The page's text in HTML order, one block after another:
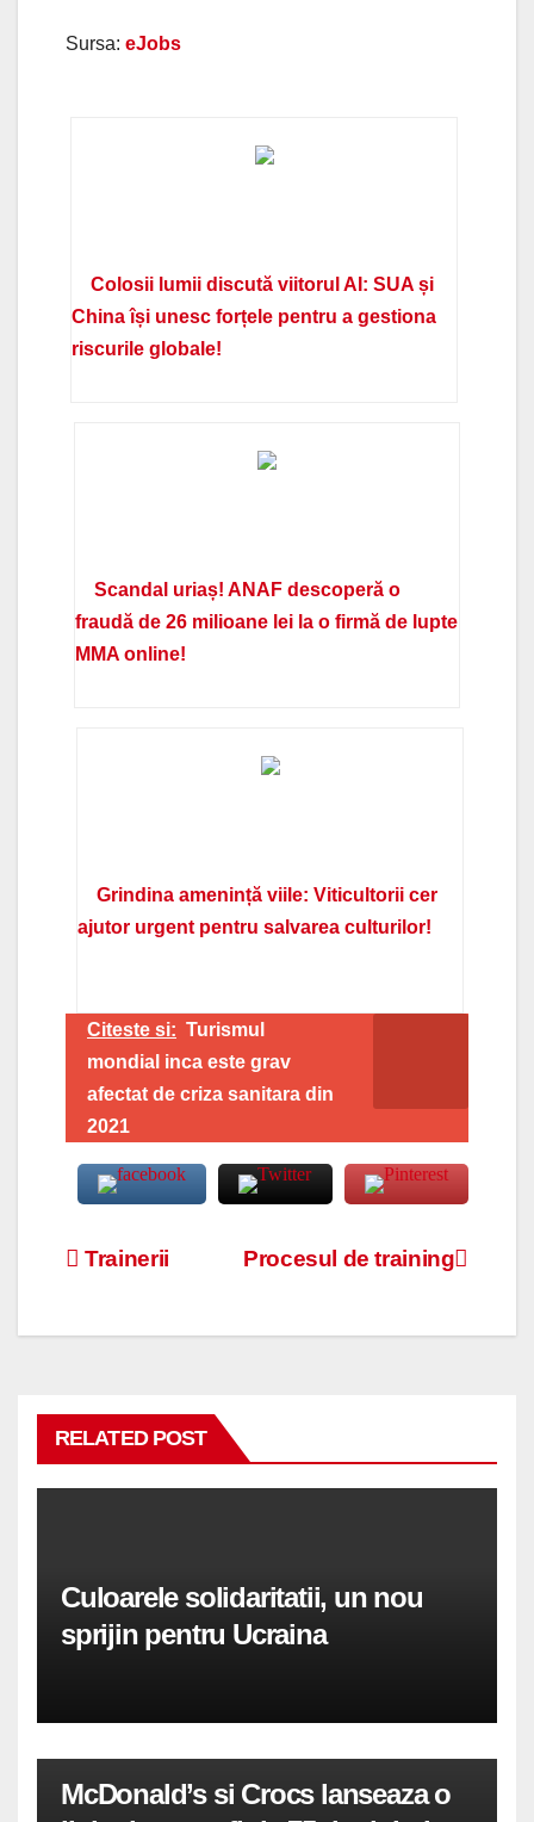
Sursa: eJobs
Colosii lumii discută viitorul AI: SUA și
China își unesc forțele pentru a gestiona
riscurile globale!
Scandal uriaș! ANAF descoperă o
fraudă de 26 milioane lei la o firmă de lupte
MMA online!
Grindina amenință viile: Viticultorii cer
ajutor urgent pentru salvarea culturilor!
Citeste si: Turismul
mondial inca este grav
afectat de criza sanitara din
2021
Navigare
Procesul de training
Trainerii
RELATED POST
Culoarele solidaritatii, un nou
sprijin pentru Ucraina
McDonald’s si Crocs lanseaza o